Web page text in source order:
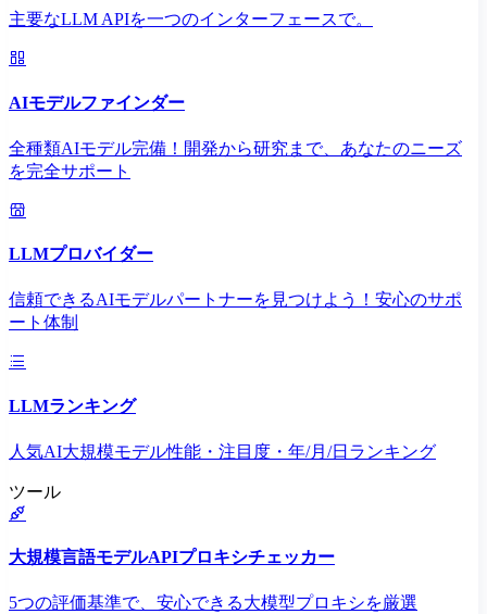
主要なLLM APIを一つのインターフェースで。
AIモデルファインダー
全種類AIモデル完備！開発から研究まで、あなたのニーズ
を完全サポート
LLMプロバイダー
信頼できるAIモデルパートナーを見つけよう！安心のサポ
ート体制
LLMランキング
人気AI大規模モデル性能・注目度・年/月/日ランキング
ツール
大規模言語モデルAPIプロキシチェッカー
5つの評価基準で、安心できる大模型プロキシを厳選